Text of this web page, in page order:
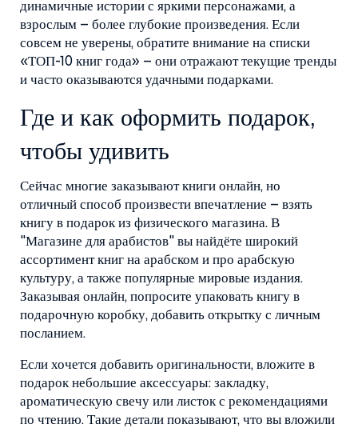
динамичные истории с яркими персонажами, а
взрослым – более глубокие произведения. Если
совсем не уверены, обратите внимание на списки
«ТОП-10 книг года» – они отражают текущие тренды
и часто оказываются удачными подарками.
Где и как оформить подарок,
чтобы удивить
Сейчас многие заказывают книги онлайн, но
отличный способ произвести впечатление – взять
книгу в подарок из физического магазина. В
"Магазине для арабистов" вы найдёте широкий
ассортимент книг на арабском и про арабскую
культуру, а также популярные мировые издания.
Заказывая онлайн, попросите упаковать книгу в
подарочную коробку, добавить открытку с личным
посланием.
Если хочется добавить оригинальности, вложите в
подарок небольшие аксессуары: закладку,
ароматическую свечу или листок с рекомендациями
по чтению. Такие детали показывают, что вы вложили